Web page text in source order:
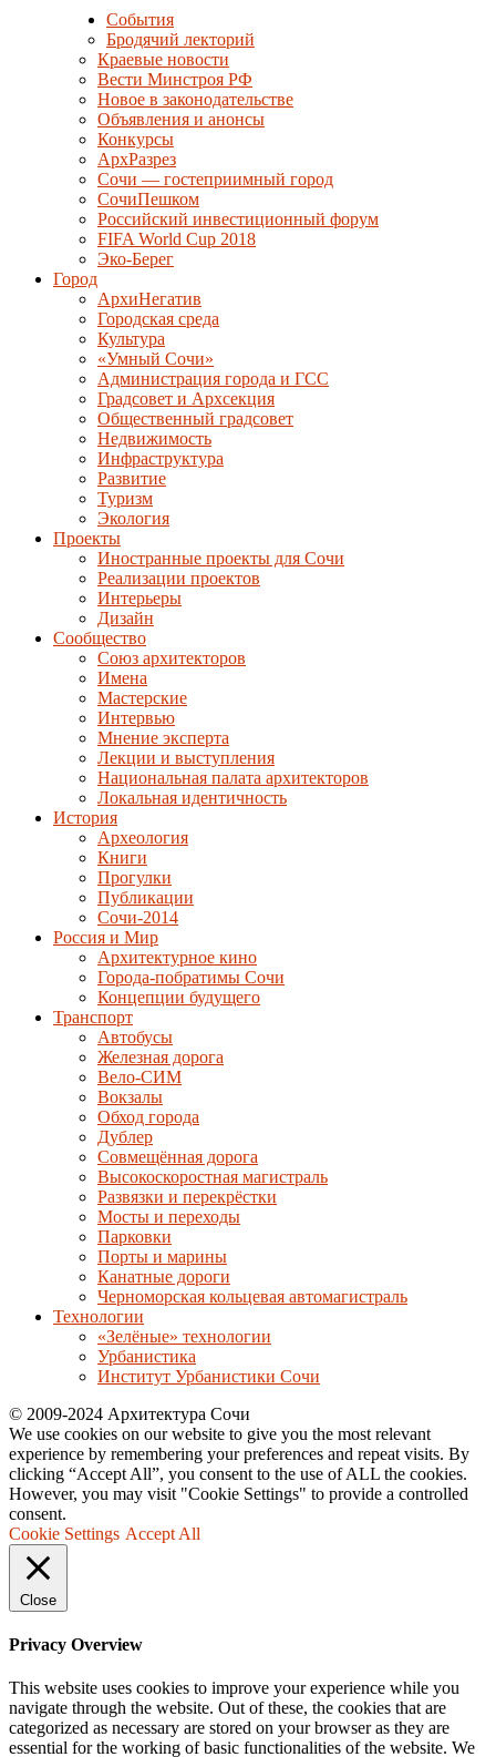
События
Бродячий лекторий
Краевые новости
Вести Минстроя РФ
Новое в законодательстве
Объявления и анонсы
Конкурсы
АрхРазрез
Сочи — гостеприимный город
СочиПешком
Российский инвестиционный форум
FIFA World Cup 2018
Эко-Берег
Город
АрхиНегатив
Городская среда
Культура
«Умный Сочи»
Администрация города и ГСС
Градсовет и Архсекция
Общественный градсовет
Недвижимость
Инфраструктура
Развитие
Туризм
Экология
Проекты
Иностранные проекты для Сочи
Реализации проектов
Интерьеры
Дизайн
Сообщество
Союз архитекторов
Имена
Мастерские
Интервью
Мнение эксперта
Лекции и выступления
Национальная палата архитекторов
Локальная идентичность
История
Археология
Книги
Прогулки
Публикации
Сочи-2014
Россия и Мир
Архитектурное кино
Города-побратимы Сочи
Концепции будущего
Транспорт
Автобусы
Железная дорога
Вело-СИМ
Вокзалы
Обход города
Дублер
Совмещённая дорога
Высокоскоростная магистраль
Развязки и перекрёстки
Мосты и переходы
Парковки
Порты и марины
Канатные дороги
Черноморская кольцевая автомагистраль
Технологии
«Зелёные» технологии
Урбанистика
Институт Урбанистики Сочи
© 2009-2024 Архитектура Сочи
We use cookies on our website to give you the most relevant
experience by remembering your preferences and repeat visits. By
clicking “Accept All”, you consent to the use of ALL the cookies.
However, you may visit "Cookie Settings" to provide a controlled
consent.
Cookie Settings Accept All
Close
Privacy Overview
This website uses cookies to improve your experience while you
navigate through the website. Out of these, the cookies that are
categorized as necessary are stored on your browser as they are
essential for the working of basic functionalities of the website. We